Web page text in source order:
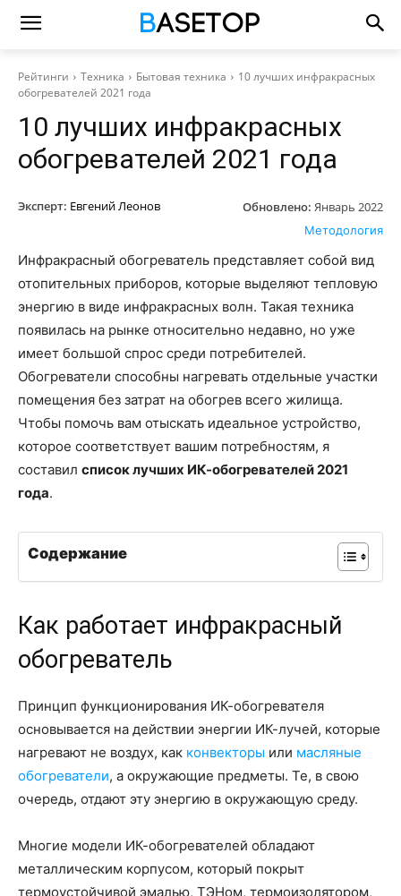
Рейтинги Техника Бытовая техника
10 лучших инфракрасных
обогревателей 2021 года
10 лучших инфракрасных
обогревателей 2021 года
Эксперт: Евгений Леонов Обновлено: Январь 2022
Методология
Инфракрасный обогреватель представляет собой вид
отопительных приборов, которые выделяют тепловую
энергию в видe инфракрасных волн. Такая техника
появилась на рынке относительно недавно, но уже
имеет большой спрос среди потребителей.
Обогреватели способны нагревать отдельные участки
помещения без затрат на обогрев вceго жилища.
Чтобы помочь вам отыскать идеальное устройство,
которое соответствует вашим потребностям, я
составил список лучших ИК-обогревателей 2021
года.
Содержание
Как работает инфракрасный
обогреватель
Принцип функционирования ИК-обогревателя
основывается на действии энергии ИК-лучей, которые
нагревают не воздух, как конвекторы или масляные
обогреватели, а окружающие предметы. Те, в свою
очередь, отдают эту энергию в окружающую среду.
Многие модели ИК-обогревателей обладают
металлическим корпусом, который покрыт
термоустойчивой эмалью, ТЭНом, термоизолятором,